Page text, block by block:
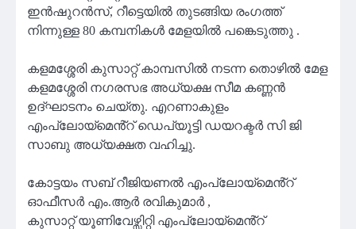
ഇൻഷുറൻസ്, റീട്ടെയിൽ തുടങ്ങിയ രംഗത്ത്
നിന്നുള്ള 80 കമ്പനികൾ മേളയിൽ പങ്കെടുത്തു .
കളമശ്ശേരി കുസാറ്റ് കാമ്പസിൽ നടന്ന തൊഴിൽ മേള
കളമശ്ശേരി നഗരസഭ അധ്യക്ഷ സീമ കണ്ണൻ
ഉദ്ഘാടനം ചെയ്തു. എറണാകുളം
എംപ്ലോയ്‌മെൻ്റ് ഡെപ്യൂട്ടി ഡയറക്ടർ സി ജി
സാബു അധ്യക്ഷത വഹിച്ചു.
കോട്ടയം സബ് റീജിയണൽ എംപ്ലോയ്‌മെൻ്റ്
ഓഫീസർ എം.ആർ രവികുമാർ ,
കുസാറ്റ് യൂണിവേഴ്സിറ്റി എംപ്ലോയ്‌മെൻ്റ്